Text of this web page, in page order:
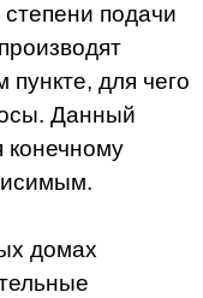
подачи
для чего
Данный
конечному
домах